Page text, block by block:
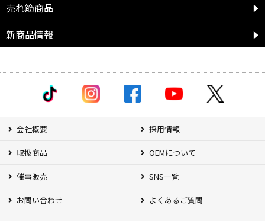
売れ筋商品
新商品情報
会社概要 採用情報
取扱商品 OEMについて
催事販売 SNS一覧
お問い合わせ よくあるご質問